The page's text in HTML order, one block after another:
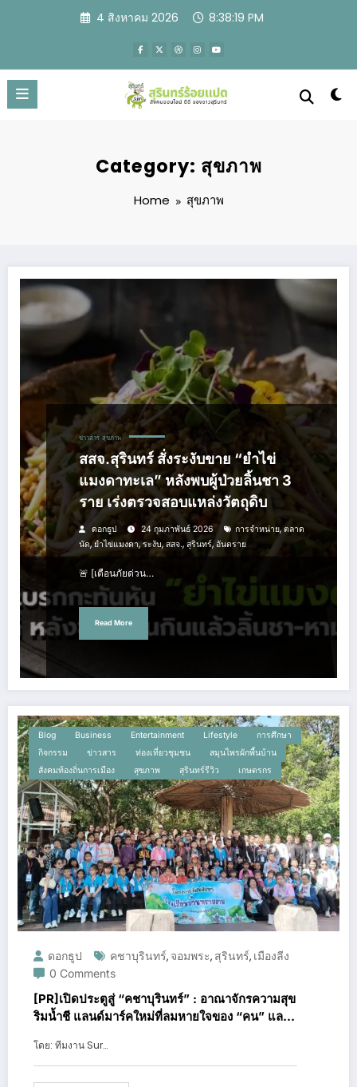
4 สิงหาคม 2026 8:38:21 PM
Category: สุขภาพ
Home สุขภาพ
ข่าวสาร สุขภาพ
สสจ.สุรินทร์ สั่งระงับขาย “ยำไข่
แมงดาทะเล” หลังพบผู้ป่วยลิ้นชา 3
ราย เร่งตรวจสอบแหล่งวัตถุดิบ
ดอกธูป 24 กุมภาพันธ์ 2026 การจำหน่าย,ตลาด
นัด,ยำไข่แมงดา,ระงับ, สสจ., สุรินทร์, อันตราย
🚨 [เตือนภัยด่วน…
Read More
Blog Business Entertainment Lifestyle
การศึกษา
กิจกรรม
ข่าวสาร ท่องเที่ยวชุมชน
สมุนไพรผักพื้นบ้าน
สังคมท้องถิ่นการเมือง
สุขภาพ สุรินทร์รีวิว เกษตรกร
ดอกธูป คชาบุรินทร์, จอมพระ, สุรินทร์, เมืองลีง
0 Comments
[PR]เปิดประตูสู่ “คชาบุรินทร์” : อาณาจักรความสุข
ริมน้ำชี แลนด์มาร์คใหม่ที่ลมหายใจของ “คน” และ
โดย: ทีมงาน Sur…